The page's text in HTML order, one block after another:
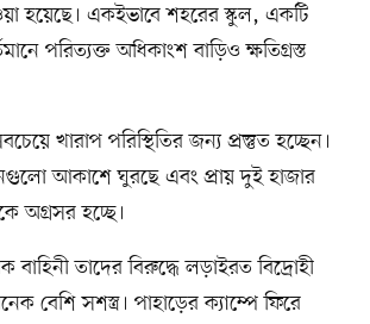
হয়েছে। একইভাবে শহরের স্কুল, একটি
পরিত্যক্ত অধিকাংশ বাড়িও ক্ষতিগ্রস্ত
খারাপ পরিস্থিতির জন্য প্রস্তুত হচ্ছেন।
আকাশে ঘুরছে এবং প্রায় দুই হাজার
অগ্রসর হচ্ছে।
বাহিনী তাদের বিরুদ্ধে লড়াইরত বিদ্রোহী
বেশি সশস্ত্র। পাহাড়ের ক্যাম্পে ফিরে